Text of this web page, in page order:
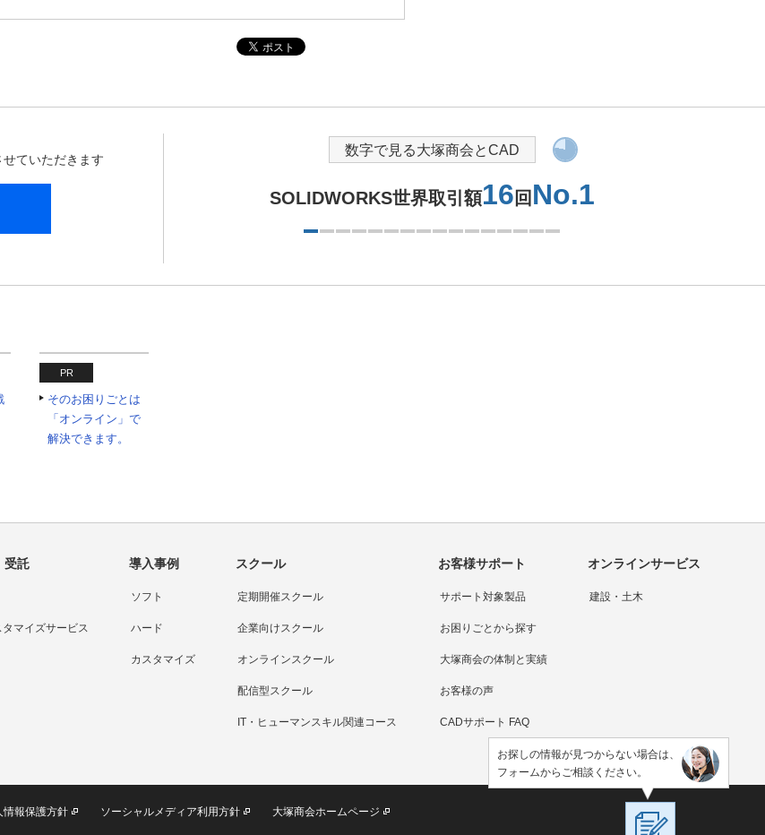
ていただきます
数字で見る大塚商会とCAD
SOLIDWORKS世界取引額16 回 No.1
PR
そのお困りごとは
「オンライン」で
解決できます。
お探しの情報が見つからない場合は、
フォームからご相談ください。
受託
マイズサービス
導入事例
ソフト
ハード
カスタマイズ
スクール
定期開催スクール
企業向けスクール
オンラインスクール
配信型スクール
IT・ヒューマンスキル関連コース
お客様サポート
サポート対象製品
お困りごとから探す
大塚商会の体制と実績
お客様の声
CADサポート FAQ
オンラインサービス
建設・土木
情報保護方針 ソーシャルメディア利用方針 大塚商会ホームページ